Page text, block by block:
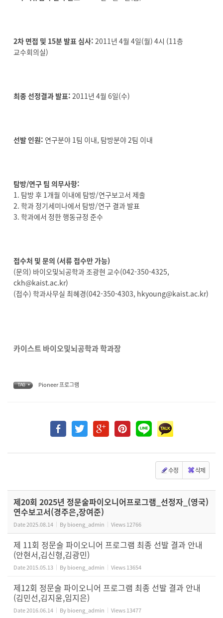
2차 면접 및 15분 발표 심사: 2011년 4월 4일(월) 4시 (11층
교수회의실)
최종 선정결과 발표: 2011년 4월 6일(수)
선발 인원: 연구분야 1팀 이내, 탐방분야 2팀 이내
탐방/연구 팀 의무사항:
1. 탐방 후 1개월 이내에 탐방/연구보고서 제출
2. 학과 정기세미나에서 탐방/연구 결과 발표
3. 학과에서 정한 행동규정 준수
접수처 및 문의 (서류 접수만 가능)
(문의) 바이오및뇌공학과 조광현 교수(042-350-4325,
ckh@kaist.ac.kr)
(접수) 학과사무실 최혜경(042-350-4303, hkyoung@kaist.ac.kr)
카이스트 바이오및뇌공학과 학과장
TAG • Pioneer 프로그램
수정 삭제
제20회 2025년 정문술파이오니어프로그램_선정자_(영국)
연수보고서(경주은,장여준)
Date2025.08.14 Bybioeng_admin Views12766
제 11회 정문술 파이오니어 프로그램 최종 선발 결과 안내
(안현서,김신형,김광민)
Date2015.05.13 Bybioeng_admin Views13654
제12회 정문술 파이오니어 프로그램 최종 선발 결과 안내
(김민선,김지윤,임지은)
Date2016.06.14 Bybioeng_admin Views13477